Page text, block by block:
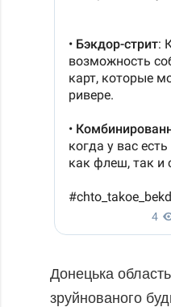
Донецька
зруйнованого